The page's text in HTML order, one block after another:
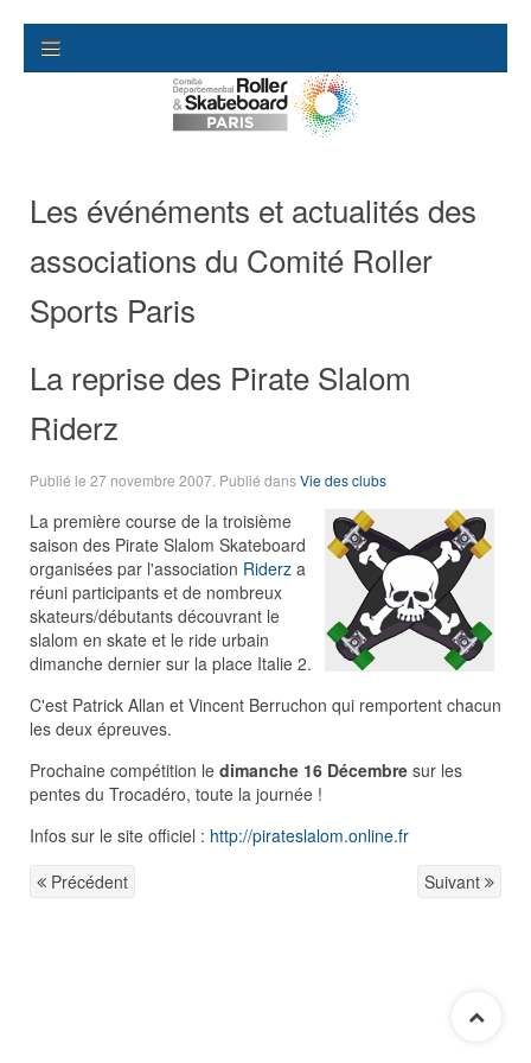
Les événéments et actualités des
associations du Comité Roller
Sports Paris
La reprise des Pirate Slalom
Riderz
Publié le 27 novembre 2007 . Publié dansVie des clubs
La première course de la troisième
saison des Pirate Slalom Skateboard
organisées par l'association Riderz a
réuni participants et de nombreux
skateurs/débutants découvrant le
slalom en skate et le ride urbain
dimanche dernier sur la place Italie 2.
C'est Patrick Allan et Vincent Berruchon qui remportent chacun
les deux épreuves.
Prochaine compétition le dimanche 16 Décembre sur les
pentes du Trocadéro, toute la journée !
Infos sur le site officiel : http://pirateslalom.online.fr
Précédent
Suivant